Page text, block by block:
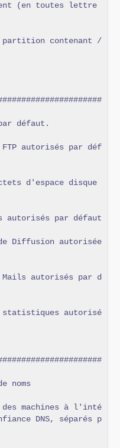
(en toutes lettre
partition contenant /
défaut.
FTP autorisés par déf
d'espace disque
autorisés par défaut
Diffusion autorisée
Mails autorisés par d
statistiques autorisé
noms
machines à l'inté
DNS, séparés p